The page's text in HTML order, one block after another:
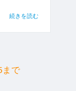
続きを読む
まで